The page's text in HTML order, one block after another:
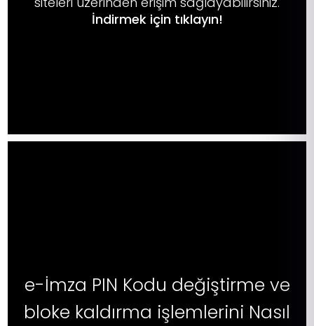
İndirmek için tıklayın!
e-İmza PIN Kodu değiştirme ve
bloke kaldırma işlemlerini Nasıl